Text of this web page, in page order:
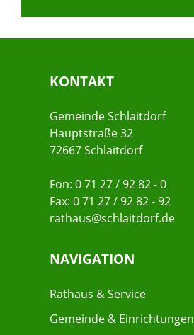
KONTAKT
Gemeinde Schlaitdorf
Hauptstraße 32
72667 Schlaitdorf
Fon: 0 71 27 / 92 82 - 0
Fax: 0 71 27 / 92 82 - 92
rathaus@schlaitdorf.de
NAVIGATION
Rathaus & Service
Gemeinde & Einrichtungen